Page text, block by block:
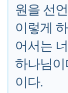
원을 선
이렇게
어서는
하나님
이다.